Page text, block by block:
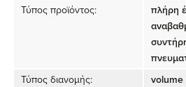
Τύπος προϊόντος:
πλήρη
Τύπος διανομής:
volume